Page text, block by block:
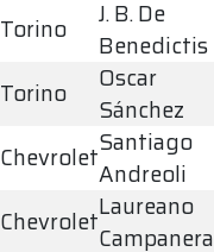
Torino
J. B. De
Benedictis
Torino
Oscar
Sánchez
ChevroletSantiago
Andreoli
ChevroletLaureano
Campanera